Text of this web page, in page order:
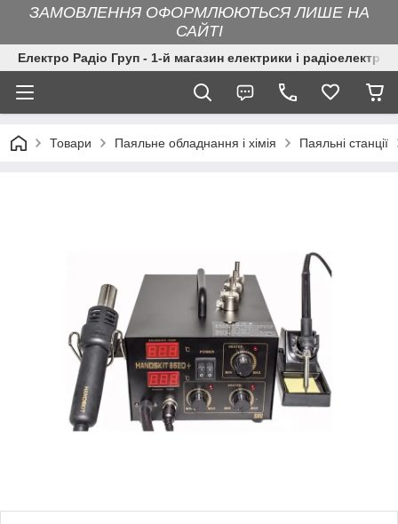
ЗАМОВЛЕННЯ ОФОРМЛЮЮТЬСЯ ЛИШЕ НА
САЙТІ
Електро Радіо Груп - 1-й магазин електрики і
Товари Паяльне обладнання і хімія Паяльні станції